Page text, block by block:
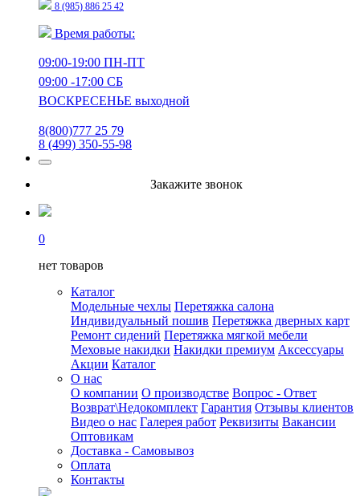
8 (985) 886 25 42
Время работы:
09:00-19:00 ПН-ПТ
09:00 -17:00 СБ
ВОСКРЕСЕНЬЕ выходной
8(800)777 25 79
8 (499) 350-55-98
Закажите звонок
0
нет товаров
Каталог
Модельные чехлы Перетяжка салона
Индивидуальный пошив Перетяжка дверных карт
Ремонт сидений Перетяжка мягкой мебели
Меховые накидки Накидки премиум Аксессуары
Акции Каталог
О нас
О компании О производстве Вопрос - Ответ
Возврат\Недокомплект Гарантия Отзывы клиентов
Видео о нас Галерея работ Реквизиты Вакансии
Оптовикам
Доставка - Самовывоз
Оплата
Контакты